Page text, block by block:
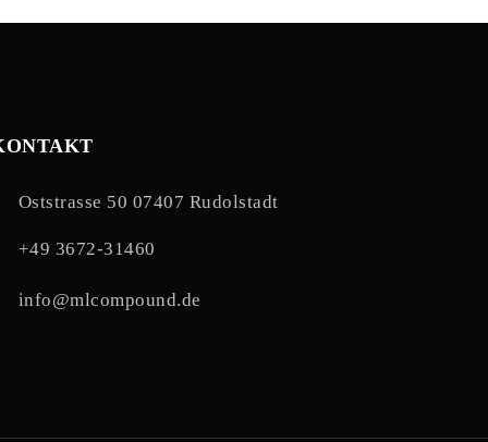
Oststrasse 50 07407 Rudolstadt
+49 3672-31460
info@mlcompound.de